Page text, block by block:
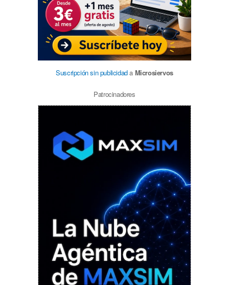
Suscripción sin publicidada Microsiervos
Patrocinadores